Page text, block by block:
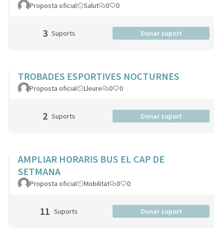
Proposta oficial Salut 0 0
3 Suports Donar suport
TROBADES ESPORTIVES NOCTURNES
Proposta oficial Lleure 0 0
2 Suports Donar suport
AMPLIAR HORARIS BUS EL CAP DE
SETMANA
Proposta oficial Mobilitat 0 0
11 Suports Donar suport